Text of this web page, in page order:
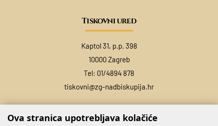
Tiskovni ured
Kaptol 31, p.p. 398
10000 Zagreb
Tel: 01/4894 878
tiskovni@zg-nadbiskupija.hr
Ova stranica upotrebljava kolačiće